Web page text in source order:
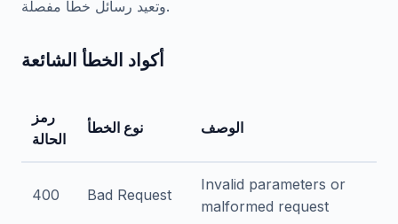
وتعيد رسائل خطأ مفصلة.
أكواد الخطأ الشائعة
رمز
الحالة
نوع الخطأ الوصف
400 Bad Request
Invalid parameters or
malformed request